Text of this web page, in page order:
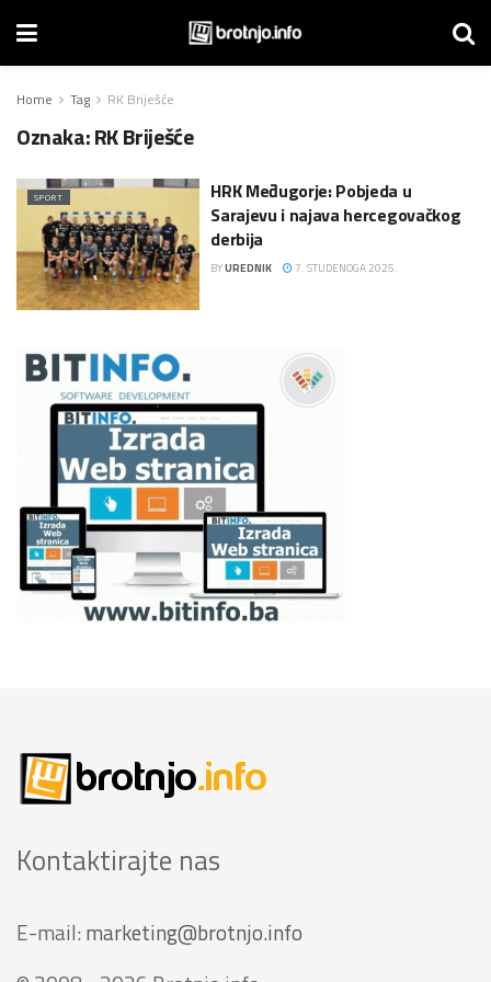
Home Tag RK Briješće
Oznaka:RK Briješće
SPORT
HRK Međugorje: Pobjeda u
Sarajevu i najava hercegovačkog
derbija
BYUREDNIK 7. STUDENOGA 2025.
Kontaktirajte nas
E-mail: marketing@brotnjo.info